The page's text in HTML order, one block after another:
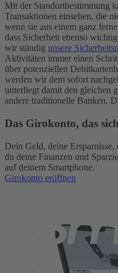
Mit der Standortbestimmung
Transaktionen einsehen, die
wenn sie aus einem ganz
dass Sicherheit ebenso
wir ständig unsere
Aktivitäten immer einen
über potenziellen
werden wir dem sofort
unterliegt damit den gleichen
andere traditionelle Banken.
Das Girokonto, das
Dein Geld, deine
du deine Finanzen und
auf deinem Smartphone.
Girokonto eröffnen